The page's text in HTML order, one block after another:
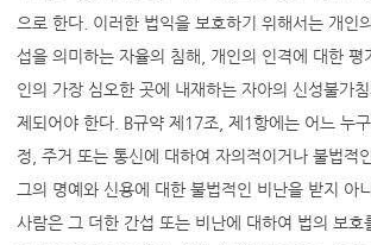
으로 한다. 이러한 법익을 보호하기 위해서는 개인
섭을 의미하는 자율의 침해, 개인의 인격에 대한 평
인의 가장 심오한 곳에 내재하는 자아의 신성불가
제되어야 한다. B규약 제17조, 제1항에는 어느 누
정, 주거 또는 통신에 대하여 자의적이거나 불법적
그의 명예와 신용에 대한 불법적인 비난을 받지 아
사람은 그 더한 간섭 또는 비난에 대하여 법의 보호